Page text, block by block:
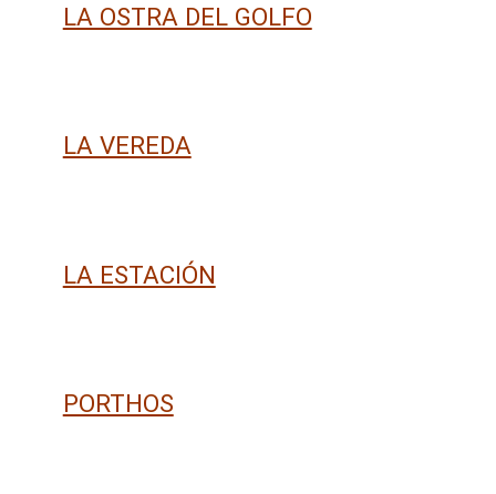
LA OSTRA DEL GOLFO
LA VEREDA
LA ESTACIÓN
PORTHOS